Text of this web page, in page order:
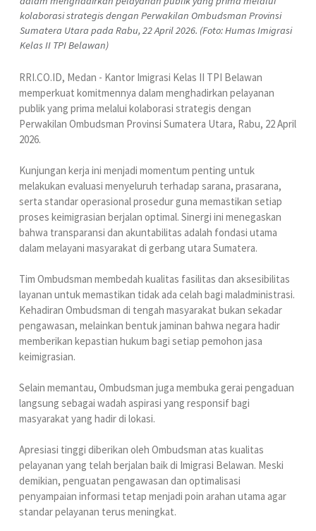
kolaborasi strategis dengan Perwakilan Ombudsman Provinsi
Sumatera Utara pada Rabu, 22 April 2026. (Foto: Humas Imigrasi
Kelas II TPI Belawan)
RRI.CO.ID, Medan - Kantor Imigrasi Kelas II TPI Belawan
memperkuat komitmennya dalam menghadirkan pelayanan
publik yang prima melalui kolaborasi strategis dengan
Perwakilan Ombudsman Provinsi Sumatera Utara, Rabu, 22 April
2026.
Kunjungan kerja ini menjadi momentum penting untuk
melakukan evaluasi menyeluruh terhadap sarana, prasarana,
serta standar operasional prosedur guna memastikan setiap
proses keimigrasian berjalan optimal. Sinergi ini menegaskan
bahwa transparansi dan akuntabilitas adalah fondasi utama
dalam melayani masyarakat di gerbang utara Sumatera.
Tim Ombudsman membedah kualitas fasilitas dan aksesibilitas
layanan untuk memastikan tidak ada celah bagi maladministrasi.
Kehadiran Ombudsman di tengah masyarakat bukan sekadar
pengawasan, melainkan bentuk jaminan bahwa negara hadir
memberikan kepastian hukum bagi setiap pemohon jasa
keimigrasian.
Selain memantau, Ombudsman juga membuka gerai pengaduan
langsung sebagai wadah aspirasi yang responsif bagi
masyarakat yang hadir di lokasi.
Apresiasi tinggi diberikan oleh Ombudsman atas kualitas
pelayanan yang telah berjalan baik di Imigrasi Belawan. Meski
demikian, penguatan pengawasan dan optimalisasi
penyampaian informasi tetap menjadi poin arahan utama agar
standar pelayanan terus meningkat.